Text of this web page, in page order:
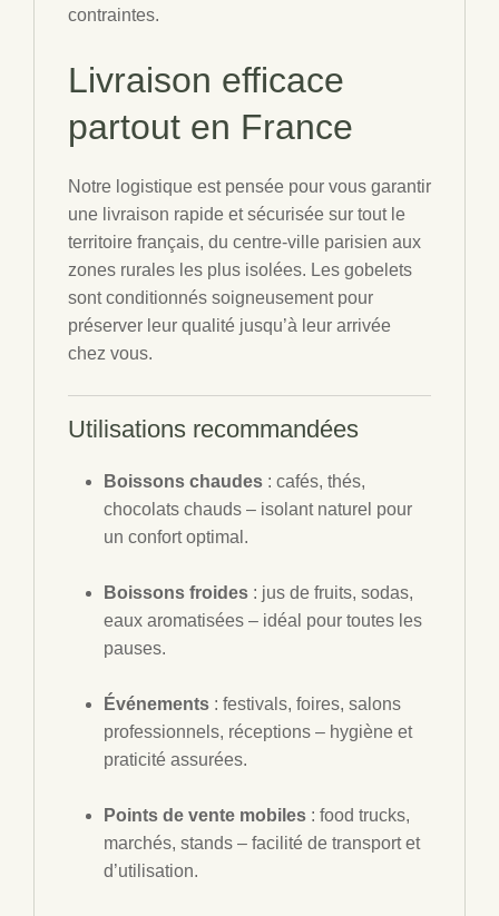
contraintes.
Livraison efficace
partout en France
Notre logistique est pensée pour vous garantir
une livraison rapide et sécurisée sur tout le
territoire français, du centre-ville parisien aux
zones rurales les plus isolées. Les gobelets
sont conditionnés soigneusement pour
préserver leur qualité jusqu’à leur arrivée
chez vous.
Utilisations recommandées
Boissons chaudes : cafés, thés,
chocolats chauds – isolant naturel pour
un confort optimal.
Boissons froides : jus de fruits, sodas,
eaux aromatisées – idéal pour toutes les
pauses.
Événements : festivals, foires, salons
professionnels, réceptions – hygiène et
praticité assurées.
Points de vente mobiles : food trucks,
marchés, stands – facilité de transport et
d’utilisation.